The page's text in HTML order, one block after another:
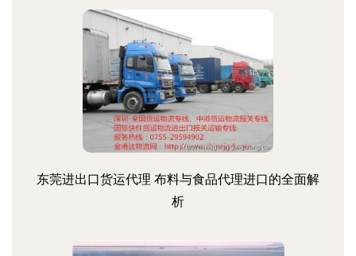
东莞进出口货运代理 布料与食品代理进口的全面解
析